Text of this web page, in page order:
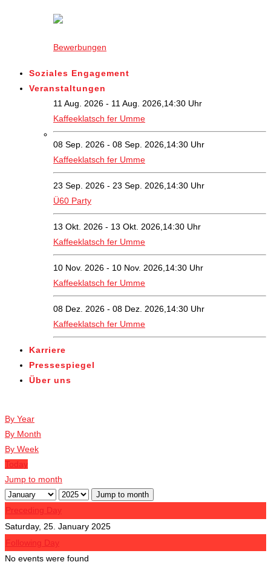
Bewerbungen
Soziales Engagement
Veranstaltungen
11 Aug. 2026 - 11 Aug. 2026,14:30 Uhr
Kaffeeklatsch fer Umme
08 Sep. 2026 - 08 Sep. 2026,14:30 Uhr
Kaffeeklatsch fer Umme
23 Sep. 2026 - 23 Sep. 2026,14:30 Uhr
Ü60 Party
13 Okt. 2026 - 13 Okt. 2026,14:30 Uhr
Kaffeeklatsch fer Umme
10 Nov. 2026 - 10 Nov. 2026,14:30 Uhr
Kaffeeklatsch fer Umme
08 Dez. 2026 - 08 Dez. 2026,14:30 Uhr
Kaffeeklatsch fer Umme
Karriere
Pressespiegel
Über uns
By Year
By Month
By Week
Today
Jump to month
Jump to month
Preceding Day
Saturday, 25. January 2025
Following Day
No events were found